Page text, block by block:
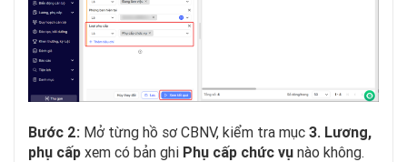
Bước 2: Mở từng hồ sơ CBNV, kiểm tra mục 3. Lương,
phụ cấp xem có bản ghi Phụ cấp chức vụ nào không.